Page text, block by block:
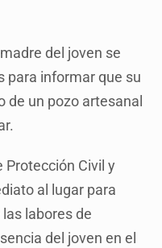
del joven se
para informar que su
de un pozo artesanal
Civil y
al lugar para
labores de
del joven en el